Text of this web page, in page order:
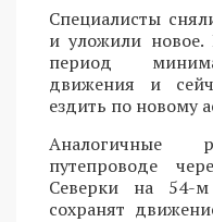
Специалисты
и уложили новое.
период
движения и
ездить по новому
Аналогичные
путепроводе
Северки на 54-
сохранят